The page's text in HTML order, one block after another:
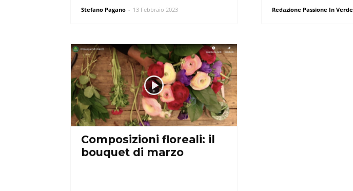
Stefano Pagano - 13 Febbraio 2023 Redazione Passione In Verde
Composizioni floreali: il
bouquet di marzo